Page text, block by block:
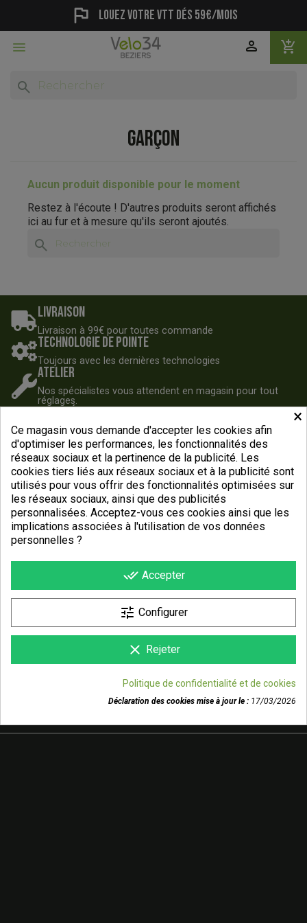
flag Louez votre vtt dés 59€/mois
 add_shopping_cart
person
search
GARÇON
Aucun produit disponible pour le moment
Restez à l'écoute ! D'autres produits seront affichés
ici au fur et à mesure qu'ils seront ajoutés.
search
Livraison
Livraison à 99€ pour toutes commande
Technologie de pointe
Toujours avec les dernières technologies
Atelier
Nos spécialistes vous attendent en magasin pour tout
réglages.
Nos spécialistes
Contactez nos spécialistes dès 9h30
Du Lundi au Samedi
NOTRE SOCIÉTÉ 
VOTRE COMPTE 
keyboard_arrow_down
×
Ce magasin vous demande d'accepter les cookies afin
d'optimiser les performances, les fonctionnalités des
réseaux sociaux et la pertinence de la publicité. Les
cookies tiers liés aux réseaux sociaux et à la publicité sont
utilisés pour vous offrir des fonctionnalités optimisées sur
les réseaux sociaux, ainsi que des publicités
personnalisées. Acceptez-vous ces cookies ainsi que les
implications associées à l'utilisation de vos données
personnelles ?
done_all Accepter
tune Configurer
clear Rejeter
Politique de confidentialité et de cookies
Déclaration des cookies mise à jour le : 17/03/2026